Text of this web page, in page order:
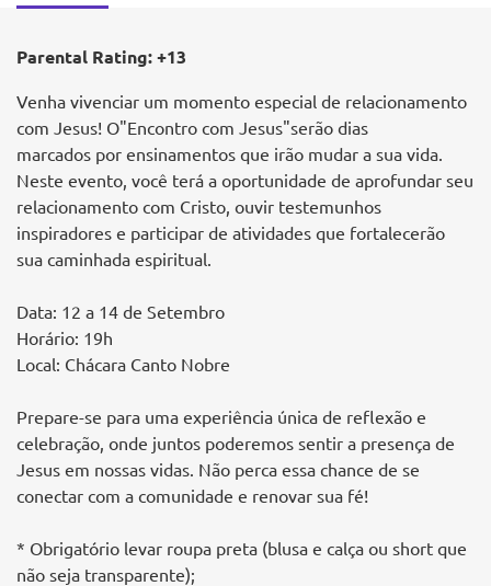
Parental Rating: +13
Venha vivenciar um momento especial de relacionamento
com Jesus! O"Encontro com Jesus"serão dias
marcados por ensinamentos que irão mudar a sua vida.
Neste evento, você terá a oportunidade de aprofundar seu
relacionamento com Cristo, ouvir testemunhos
inspiradores e participar de atividades que fortalecerão
sua caminhada espiritual.
Data: 12 a 14 de Setembro
Horário: 19h
Local: Chácara Canto Nobre
Prepare-se para uma experiência única de reflexão e
celebração, onde juntos poderemos sentir a presença de
Jesus em nossas vidas. Não perca essa chance de se
conectar com a comunidade e renovar sua fé!
* Obrigatório levar roupa preta (blusa e calça ou short que
não seja transparente);